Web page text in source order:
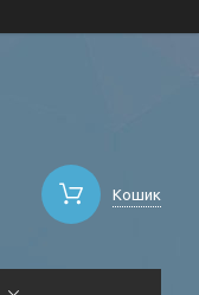
Кошик